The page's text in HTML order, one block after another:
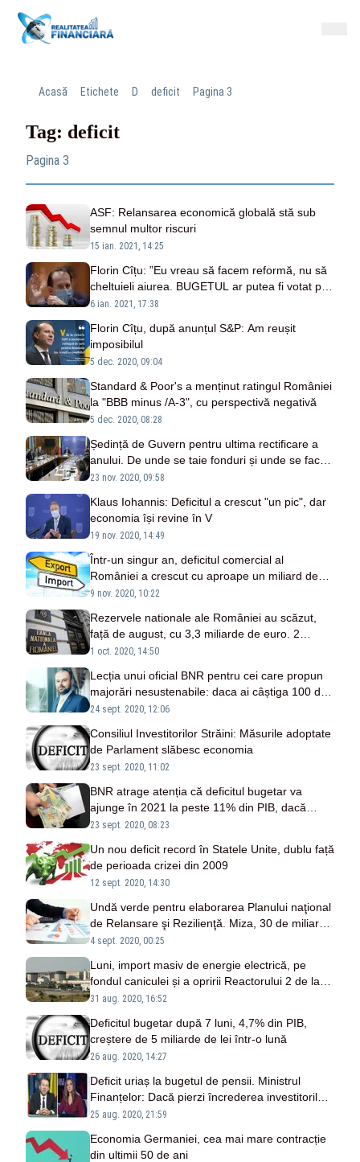
Acasă Etichete D deficit Pagina 3
Tag: deficit
Pagina 3
ASF: Relansarea economică globală stă sub
semnul multor riscuri
15 ian. 2021, 14:25
Florin Cîțu: ”Eu vreau să facem reformă, nu să
cheltuieli aiurea. BUGETUL ar putea fi votat pe
4 februarie
6 ian. 2021, 17:38
Florin Cîțu, după anunțul S&P: Am reușit
imposibilul
5 dec. 2020, 09:04
Standard & Poor's a menținut ratingul României
la "BBB minus /A-3", cu perspectivă negativă
5 dec. 2020, 08:28
Ședință de Guvern pentru ultima rectificare a
anului. De unde se taie fonduri și unde se fac
suplimentări
23 nov. 2020, 09:58
Klaus Iohannis: Deficitul a crescut "un pic", dar
economia își revine în V
19 nov. 2020, 14:49
Într-un singur an, deficitul comercial al
României a crescut cu aproape un miliard de
euro
9 nov. 2020, 10:22
Rezervele nationale ale României au scăzut,
față de august, cu 3,3 miliarde de euro. 2
miliarde, răscumpărarea unor obligațiuni de stat
1 oct. 2020, 14:50
Lecția unui oficial BNR pentru cei care propun
majorări nesustenabile: daca ai câștiga 100 de
lei, cheltuind 134, cât ai putea continua?
24 sept. 2020, 12:06
Consiliul Investitorilor Străini: Măsurile adoptate
de Parlament slăbesc economia
23 sept. 2020, 11:02
BNR atrage atenția că deficitul bugetar va
ajunge în 2021 la peste 11% din PIB, dacă
Guvernul mărește pensiile cu 40%
23 sept. 2020, 08:23
Un nou deficit record în Statele Unite, dublu față
de perioada crizei din 2009
12 sept. 2020, 14:30
Undă verde pentru elaborarea Planului naţional
de Relansare şi Rezilienţă. Miza, 30 de miliarde
de euro
4 sept. 2020, 00:25
Luni, import masiv de energie electrică, pe
fondul caniculei și a opririi Reactorului 2 de la
Cernavodă
31 aug. 2020, 16:52
Deficitul bugetar după 7 luni, 4,7% din PIB,
creștere de 5 miliarde de lei într-o lună
26 aug. 2020, 14:27
Deficit uriaș la bugetul de pensii. Ministrul
Finanțelor: Dacă pierzi încrederea investitorilor
străini, nu prea mai ai de unde să iei
25 aug. 2020, 21:59
Economia Germaniei, cea mai mare contracție
din ultimii 50 de ani